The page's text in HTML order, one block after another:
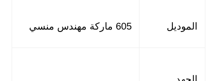
الموديل 605 ماركة مهندس منسي